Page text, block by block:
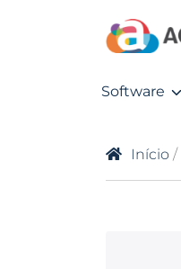
Software
Início /